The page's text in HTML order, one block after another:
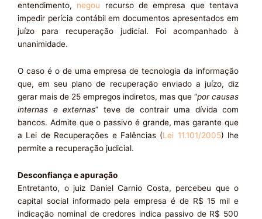
entendimento, negou recurso de empresa que tentava
impedir perícia contábil em documentos apresentados em
juízo para recuperação judicial. Foi acompanhado à
unanimidade.
O caso é o de uma empresa de tecnologia da informação
que, em seu plano de recuperação enviado a juízo, diz
gerar mais de 25 empregos indiretos, mas que “por causas
internas e externas” teve de contrair uma dívida com
bancos. Admite que o passivo é grande, mas garante que
a Lei de Recuperações e Falências (Lei 11.101/2005) lhe
permite a recuperação judicial.
Desconfiança e apuração
Entretanto, o juiz Daniel Carnio Costa, percebeu que o
capital social informado pela empresa é de R$ 15 mil e
indicação nominal de credores indica passivo de R$ 500